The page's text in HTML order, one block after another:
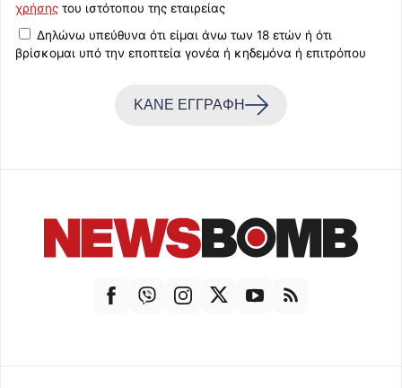
χρήσης του ιστότοπου της εταιρείας
Δηλώνω υπεύθυνα ότι είμαι άνω των 18 ετών ή ότι
βρίσκομαι υπό την εποπτεία γονέα ή κηδεμόνα ή επιτρόπου
ΚΑΝΕ ΕΓΓΡΑΦΗ